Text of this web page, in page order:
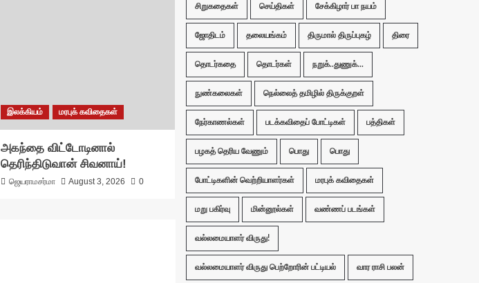
இலக்கியம் மரபுக் கவிதைகள்
அகந்தை விட்டோடினால்
தெரிந்திடுவான் சிவனாய்!
ஜெயராமசர்மா August 3, 2026 0
சிறுகதைகள் செய்திகள் சேக்கிழார் பா நயம்
ஜோதிடம் தலையங்கம் திருமால் திருப்புகழ் திரை
தொடர்கதை தொடர்கள் நறுக்..துணுக்...
நுண்கலைகள் நெல்லைத் தமிழில் திருக்குறள்
நேர்காணல்கள் படக்கவிதைப் போட்டிகள் பத்திகள்
பழகத் தெரிய வேணும் பொது பொது
போட்டிகளின் வெற்றியாளர்கள் மரபுக் கவிதைகள்
மறு பகிர்வு மின்னூல்கள் வண்ணப் படங்கள்
வல்லமையாளர் விருது!
வல்லமையாளர் விருது பெற்றோரின் பட்டியல் வார ராசி பலன்